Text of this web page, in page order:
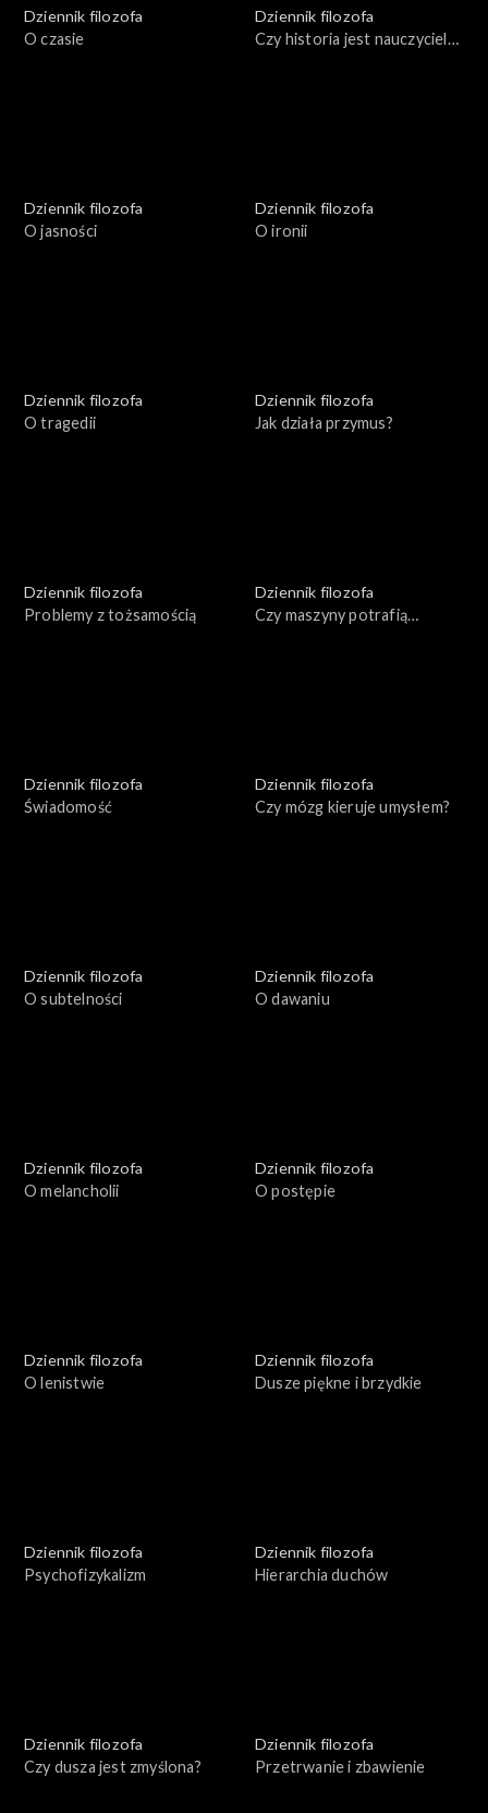
Dziennik filozofa
O czasie
Dziennik filozofa
Czy historia jest nauczycielką
Dziennik filozofa
O jasności
Dziennik filozofa
O ironii
Dziennik filozofa
O tragedii
Dziennik filozofa
Jak działa przymus?
Dziennik filozofa
Problemy z tożsamością
Dziennik filozofa
Czy maszyny potrafią
Dziennik filozofa
Świadomość
Dziennik filozofa
Czy mózg kieruje umysłem?
Dziennik filozofa
O subtelności
Dziennik filozofa
O dawaniu
Dziennik filozofa
O melancholii
Dziennik filozofa
O postępie
Dziennik filozofa
O lenistwie
Dziennik filozofa
Dusze piękne i brzydkie
Dziennik filozofa
Psychofizykalizm
Dziennik filozofa
Hierarchia duchów
Dziennik filozofa
Czy dusza jest zmyślona?
Dziennik filozofa
Przetrwanie i zbawienie